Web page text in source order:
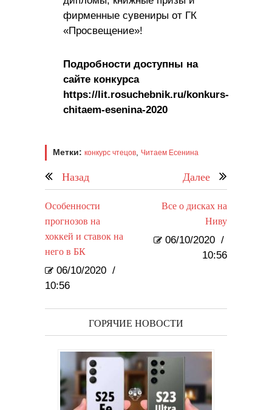
фирменные сувениры от ГК
«Просвещение»!
Подробности доступны на
сайте конкурса
https://lit.rosuchebnik.ru/konkurs-
chitaem-esenina-2020
Метки: конкурс чтецов Читаем Есенина
Назад Далее
Особенности
прогнозов на
хоккей и ставок на
него в БК
06/10/2020 /
10:56
Все о дисках на
Ниву
06/10/2020 /
10:56
ГОРЯЧИЕ НОВОСТИ